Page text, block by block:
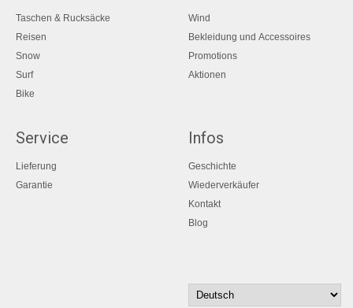
Taschen & Rucksäcke
Reisen
Snow
Surf
Bike
Wind
Bekleidung und Accessoires
Promotions
Aktionen
Service
Lieferung
Garantie
Infos
Geschichte
Wiederverkäufer
Kontakt
Blog